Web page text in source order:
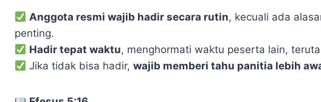
Anggota resmi wajib hadir secara rutin, kecuali ada
penting.
Hadir tepat waktu, menghormati waktu peserta lain,
Jika tidak bisa hadir,wajib memberi tahu panitia lebih